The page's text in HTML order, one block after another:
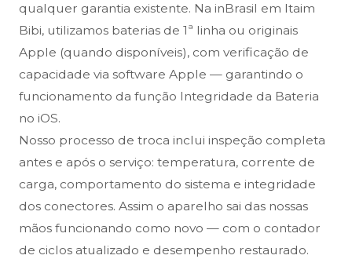
qualquer garantia existente. Na inBrasil em Itaim
Bibi, utilizamos baterias de 1ª linha ou originais
Apple (quando disponíveis), com verificação de
capacidade via software Apple — garantindo o
funcionamento da função Integridade da Bateria
no iOS.
Nosso processo de troca inclui inspeção completa
antes e após o serviço: temperatura, corrente de
carga, comportamento do sistema e integridade
dos conectores. Assim o aparelho sai das nossas
mãos funcionando como novo — com o contador
de ciclos atualizado e desempenho restaurado.